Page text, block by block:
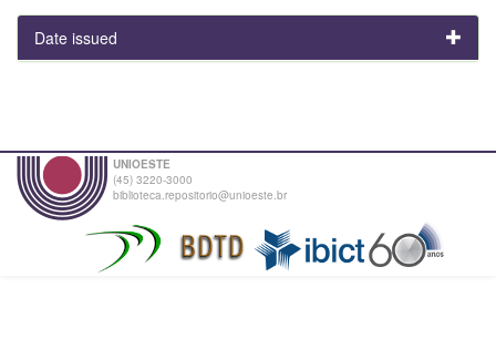
Date issued
UNIOESTE
(45) 3220-3000
biblioteca.repositorio@unioeste.br